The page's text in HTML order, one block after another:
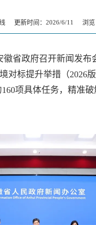
线 更新时间：2026/6/11 浏览
省政府召开新闻发
对标提升举措（2026
项具体任务，精准